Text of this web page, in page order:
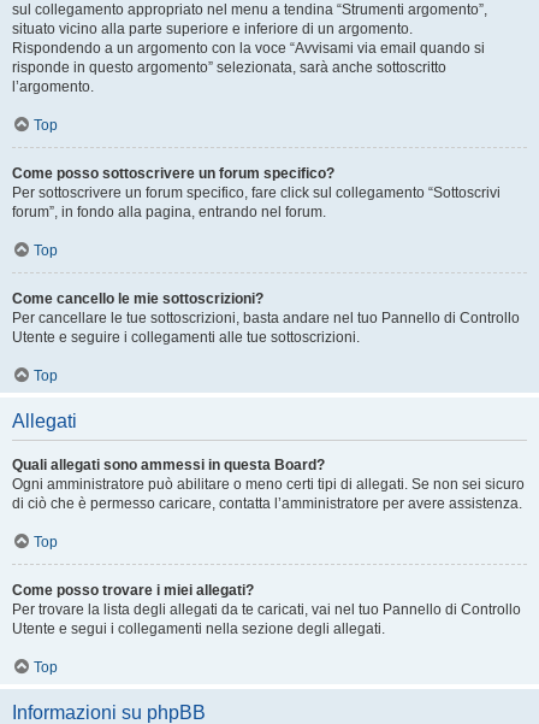
sul collegamento appropriato nel menu a tendina “Strumenti argomento”,
situato vicino alla parte superiore e inferiore di un argomento.
Rispondendo a un argomento con la voce “Avvisami via email quando si
risponde in questo argomento” selezionata, sarà anche sottoscritto
l’argomento.
Top
Come posso sottoscrivere un forum specifico?
Per sottoscrivere un forum specifico, fare click sul collegamento “Sottoscrivi
forum”, in fondo alla pagina, entrando nel forum.
Top
Come cancello le mie sottoscrizioni?
Per cancellare le tue sottoscrizioni, basta andare nel tuo Pannello di Controllo
Utente e seguire i collegamenti alle tue sottoscrizioni.
Top
Allegati
Quali allegati sono ammessi in questa Board?
Ogni amministratore può abilitare o meno certi tipi di allegati. Se non sei sicuro
di ciò che è permesso caricare, contatta l’amministratore per avere assistenza.
Top
Come posso trovare i miei allegati?
Per trovare la lista degli allegati da te caricati, vai nel tuo Pannello di Controllo
Utente e segui i collegamenti nella sezione degli allegati.
Top
Informazioni su phpBB